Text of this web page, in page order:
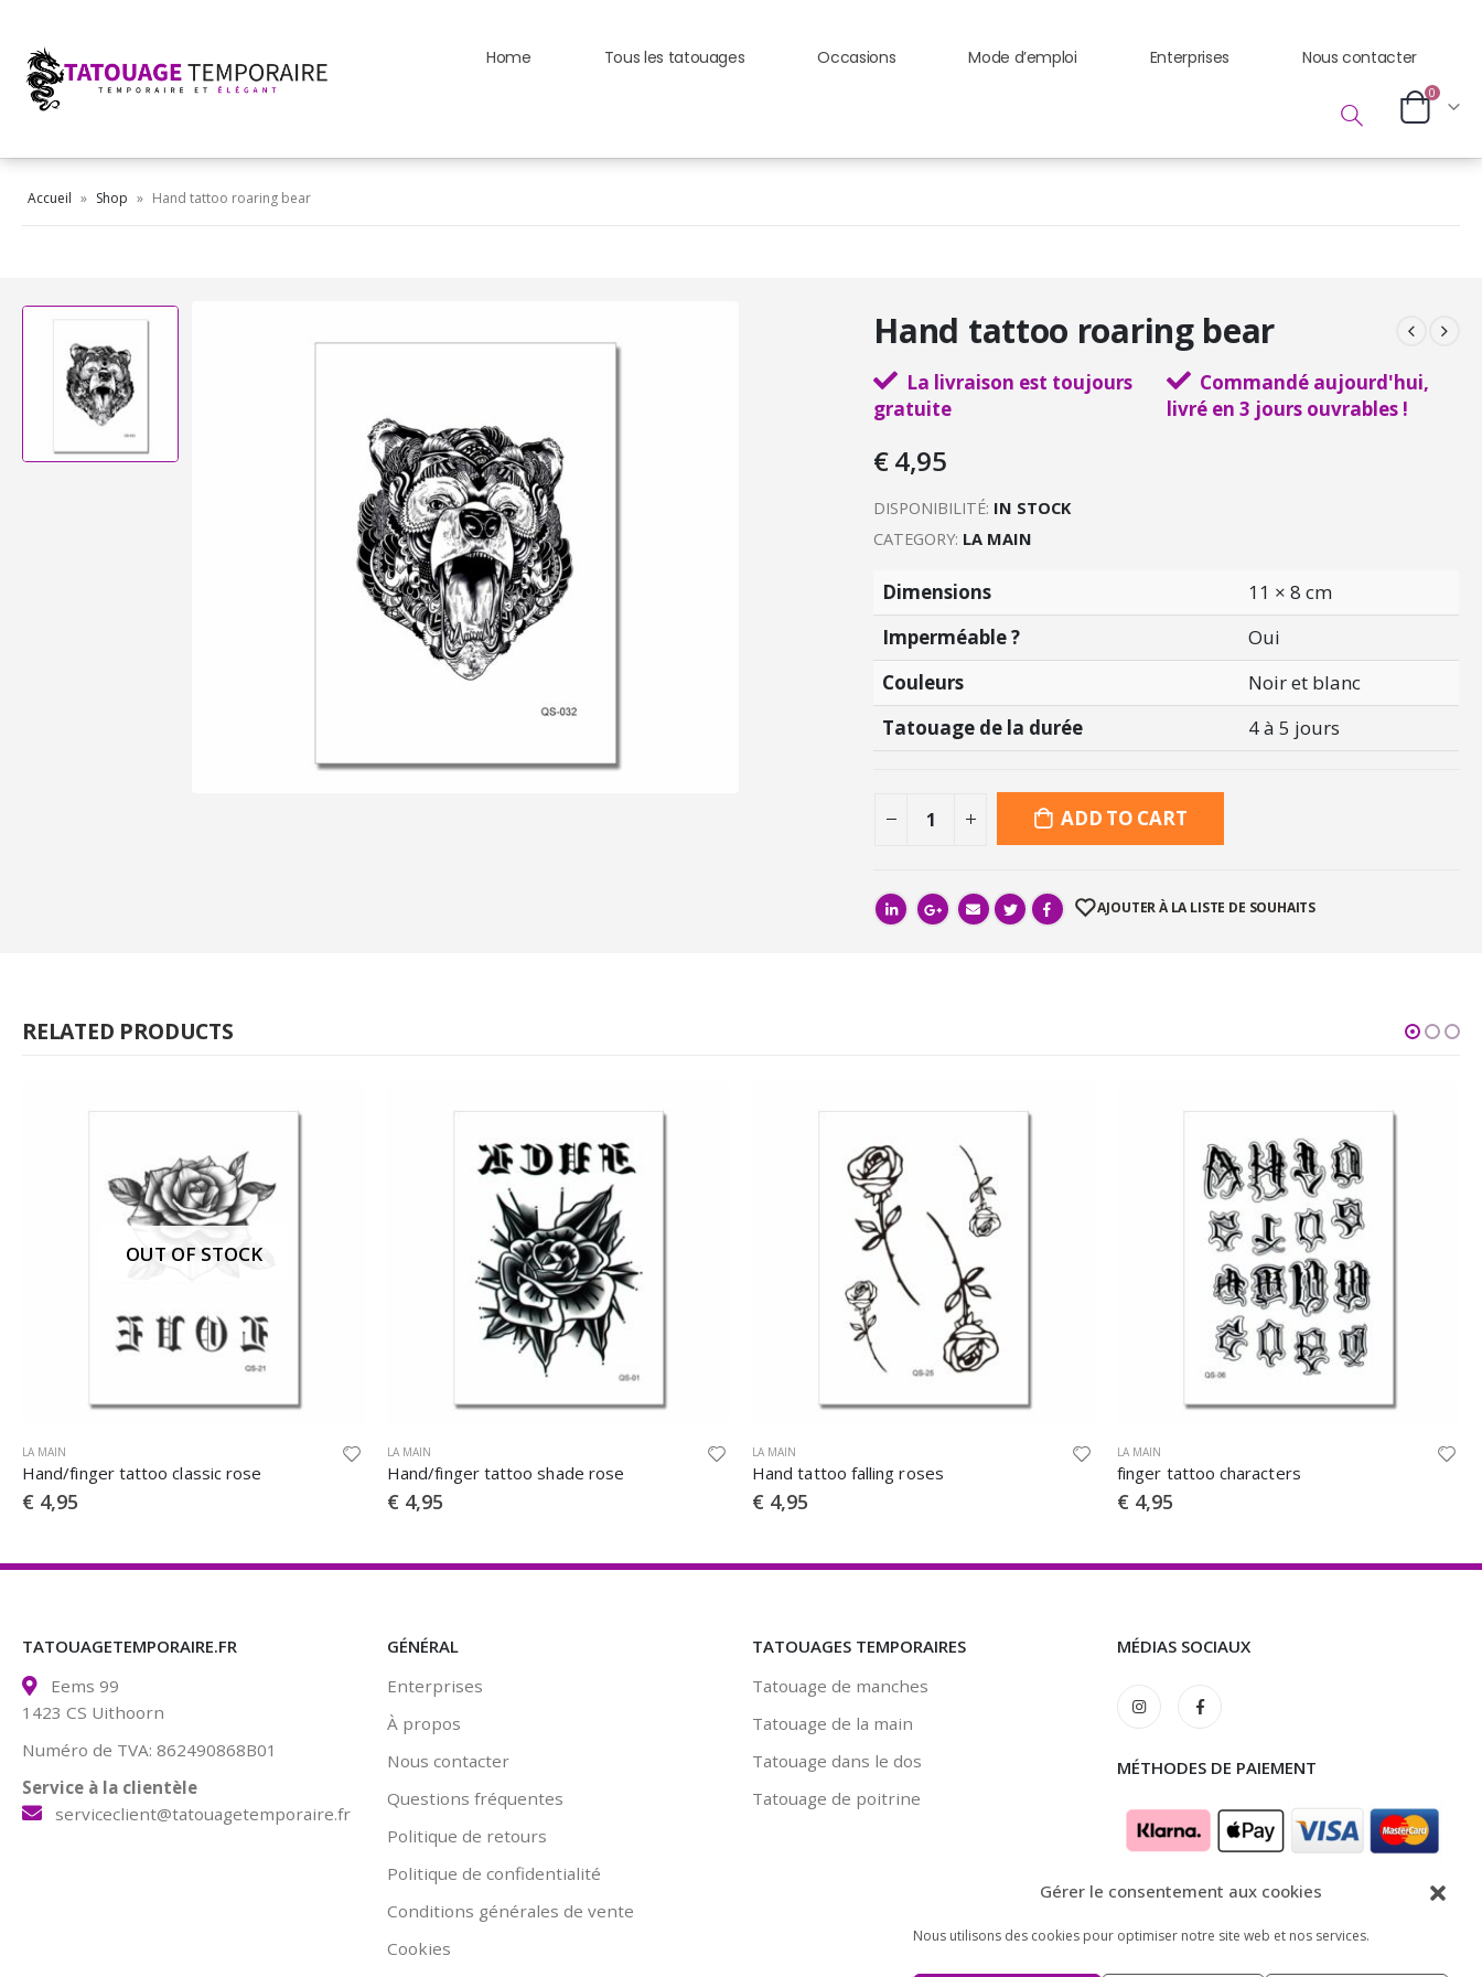
Gérer le consentement aux cookies
Nous utilisons des cookies pour optimiser notre site web et nos services.
Home Tous les tatouages Occasions Mode d’emploi Enterprises Nous contacter
0
Accueil » Shop » Hand tattoo roaring bear
Hand tattoo roaring bear
La livraison est toujours
gratuite
Commandé aujourd'hui,
livré en 3 jours ouvrables !
€4,95
DISPONIBILITÉ: IN STOCK
CATEGORY: LA MAIN
Dimensions
11 × 8 cm
Imperméable ?
Oui
Couleurs
Noir et blanc
Tatouage de la durée
4 à 5 jours
ADD TO CART
AJOUTER À LA LISTE DE SOUHAITS
RELATED PRODUCTS
LA MAIN
Hand/finger tattoo shade rose
€4,95
LA MAIN
Hand tattoo falling roses
€4,95
LA MAIN
finger tattoo characters
€4,95
OUT OF STOCK
HALLOWEEN
Hand/finger tattoo joke
€4,95
TATOUAGETEMPORAIRE.FR
Eems 99
1423 CS Uithoorn
Numéro de TVA: 862490868B01
Service à la clientèle
serviceclient@tatouagetemporaire.fr
GÉNÉRAL
Enterprises
À propos
Nous contacter
Questions fréquentes
Politique de retours
Politique de confidentialité
Conditions générales de vente
Cookies
TATOUAGES TEMPORAIRES
Tatouage de manches
Tatouage de la main
Tatouage dans le dos
Tatouage de poitrine
MÉDIAS SOCIAUX
MÉTHODES DE PAIEMENT